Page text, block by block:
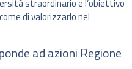
straordinario e l’obiettivo
di valorizzarlo nel
ad azioni Regione